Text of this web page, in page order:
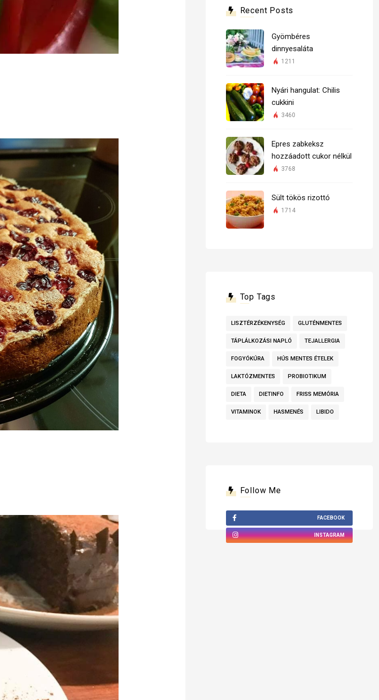
Recent Posts
Gyömbéres
dinnyesaláta
1211
Nyári hangulat: Chilis
cukkini
3460
Epres zabkeksz
hozzáadott cukor nélkül
3768
Sült tökös rizottó
1714
Top Tags
LISZTÉRZÉKENYSÉG GLUTÉNMENTES
TÁPLÁLKOZÁSI NAPLÓ TEJALLERGIA
FOGYÓKÚRA HÚS MENTES ÉTELEK
LAKTÓZMENTES PROBIOTIKUM
DIETA DIETINFO FRISS MEMÓRIA
VITAMINOK HASMENÉS LIBIDO
Follow Me
FACEBOOK
INSTAGRAM